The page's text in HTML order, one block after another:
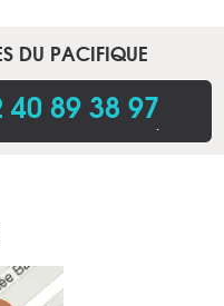
DU PACIFIQUE
40 89 38 97.